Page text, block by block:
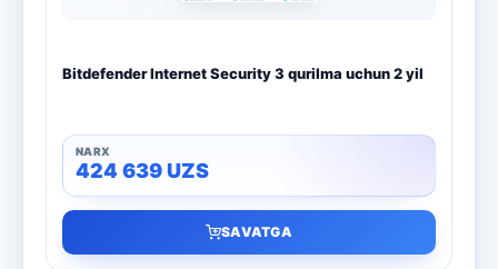
Bitdefender Internet Security 3 qurilma uchun 2 yil
424 639UZS
SAVATGA